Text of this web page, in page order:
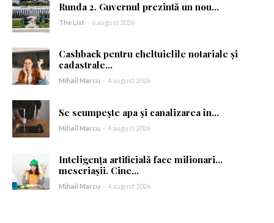
Runda 2. Guvernul prezintă un nou...
The List - 6 august 2026
Cashback pentru cheltuielile notariale și
cadastrale...
Mihail Marcu - 4 august 2026
Se scumpește apa și canalizarea în...
Mihail Marcu - 4 august 2026
Inteligența artificială face milionari…
meseriașii. Cine...
Mihail Marcu - 4 august 2026